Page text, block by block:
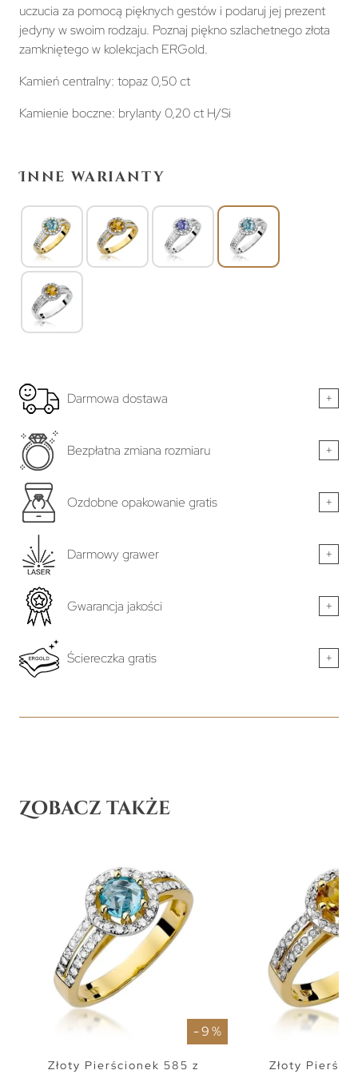
uczucia za pomocą pięknych gestów i podaruj jej prezent
jedyny w swoim rodzaju. Poznaj piękno szlachetnego złota
zamkniętego w kolekcjach ERGold.
Kamień centralny: topaz 0,50 ct
Kamienie boczne: brylanty 0,20 ct H/Si
Inne warianty
Darmowa dostawa +
Bezpłatna zmiana rozmiaru +
Ozdobne opakowanie gratis +
Darmowy grawer +
Gwarancja jakości +
Ściereczka gratis +
Zobacz także
- 9 %
Złoty Pierścionek 585 z
Złoty